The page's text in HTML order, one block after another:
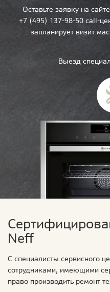
Оставьте заявку на
+7 (495) 137-98-50 call-
запланирует визит
Выезд
Neff
С специалисты сервисного
сотрудниками, имеющими
право производить ремонт